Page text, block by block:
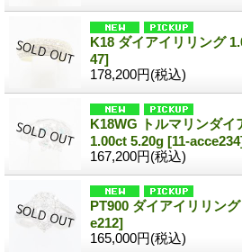
K18 ダイアイリリング
47]
178,200円(税込)
K18WG トルマリンダイ
1.00ct 5.20g [11-
167,200円(税込)
PT900 ダイアイリリン
e212]
165,000円(税込)